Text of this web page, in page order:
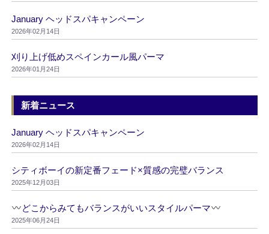
January ヘッドスパキャンペーン
2026年02月14日
刈り上げ低めスペインカール風パーマ
2026年01月24日
新着ニュース
January ヘッドスパキャンペーン
2026年02月14日
シティボーイの新定番フェード×質感の完璧バランス
2025年12月03日
どこからみてもバランスがいいスタイルパーマ
2025年06月24日